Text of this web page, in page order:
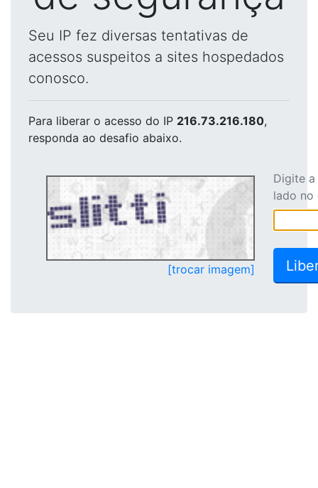
Seu IP fez diversas tentativas de
acessos suspeitos a sites hospedados
conosco.
Para liberar o acesso do IP 216.73.216.180,
responda ao desafio abaixo.
[trocar imagem]
Digite
lado no